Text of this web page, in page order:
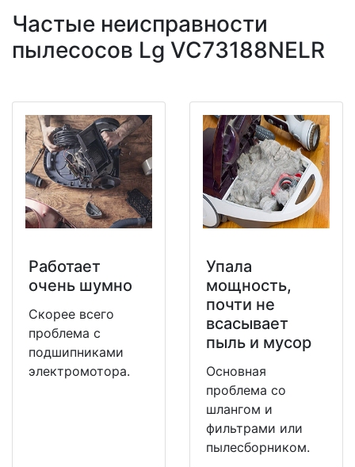
Частые неисправности
пылесосов Lg VC73188NELR
Работает
очень шумно
Скорее всего
проблема с
подшипниками
электромотора.
Упала
мощность,
почти не
всасывает
пыль и мусор
Основная
проблема со
шлангом и
фильтрами или
пылесборником.